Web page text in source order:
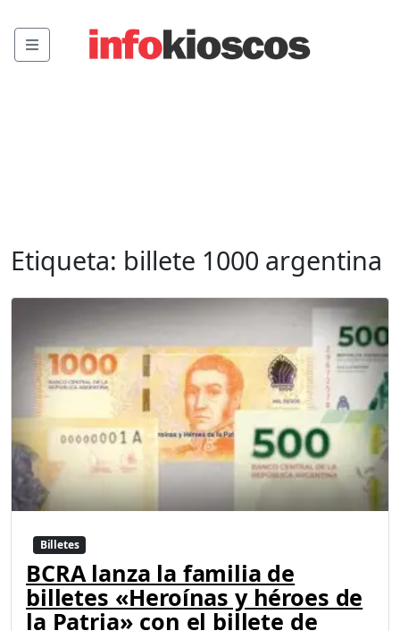
Menu
Etiqueta: billete 1000 argentina
Billetes
BCRA lanza la familia de
billetes «Heroínas y héroes de
la Patria» con el billete de